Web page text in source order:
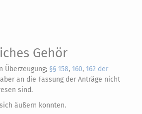
Gehör
Überzeugung; §§ 158, 160, 162 der
an die Fassung der Anträge nicht
sind.
äußern konnten.